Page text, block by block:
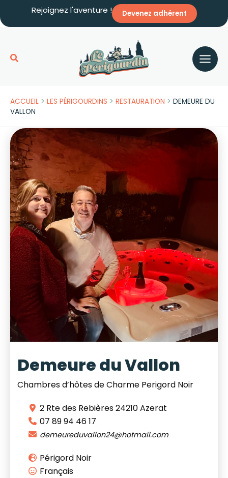
au
Rejoignez l'aventure ! Devenez adhérent
Rechercher
ACCUEIL > LES PÉRIGOURDINS > RESTAURATION > DEMEURE DU
VALLON
Demeure du Vallon
Chambres d’hôtes de Charme Perigord Noir
2 Rte des Rebières24210Azerat
07 89 94 46 17
demeureduvallon24@hotmail.com
Périgord Noir
Français